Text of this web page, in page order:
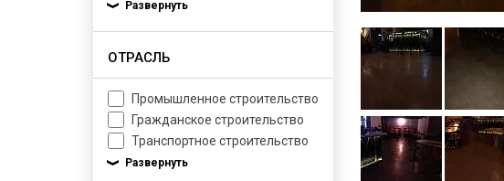
ОТРАСЛЬ
Промышленное строительство
Гражданское строительство
Транспортное строительство